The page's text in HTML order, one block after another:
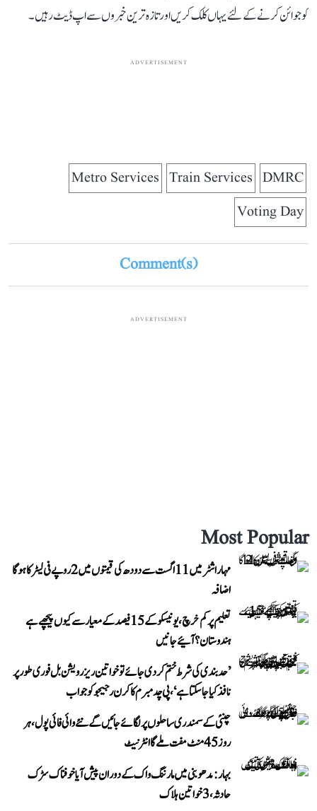
کو جوائن کرنے کے لئے یہاں کلک کریں اور تازہ ترین خبروں سے اپ ڈیٹ رہیں۔
ADVERTISEMENT
DMRC
Train Services
Metro Services
Voting Day
Comment(s)
ADVERTISEMENT
Most Popular
مہاراشٹر میں 11 اگست سے دودھ کی قیمتوں میں 2 روپے فی لیٹر کا ہوگا
اضافہ
تعلیم پر کم خرچ، یونیسکو کے 15 فیصد کے معیار سے کیوں پیچھے ہے
ہندوستان؟ آئیے جانیں
’حد بندی کی شرط ختم کر دی جائے تو خواتین ریزرویشن بل فوری طور پر
نافذ کیا جا سکتا ہے‘، پی چدمبرم کا کرن رجیجو کو جواب
چنئی کے سمندری ساحلوں پر لگائے جائیں گے نئے وائی فائی پول، ہر
روز 45 منٹ مفت ملے گا انٹرنیٹ
بہار: مدھوبنی میں مارننگ واک کے دوران پیش آیا خوفناک سڑک
حادثہ، 3 خواتین ہلاک